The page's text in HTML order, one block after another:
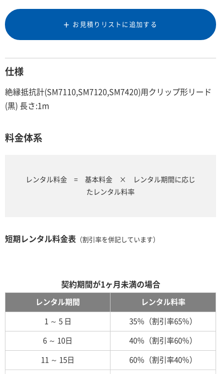
お見積りリストに追加する
仕様
絶縁抵抗計(SM7110,SM7120,SM7420)用クリップ形リード
(黒) 長さ:1m
料金体系
レンタル料金 = 基本料金 × レンタル期間に応じ
たレンタル料率
短期レンタル料金表 （割引率を併記しています）
契約期間が1ヶ月未満の場合
レンタル期間 レンタル料率
1 ～ 5 日 35％（割引率65％）
6 ～ 10日 40％（割引率60％）
11 ～ 15日 60％（割引率40％）